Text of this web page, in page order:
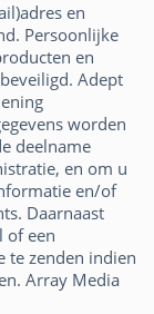
en
Persoonlijke
en
Adept
worden
deelname
en om u
en/of
Daarnaast
of een
te zenden indien
Array Media